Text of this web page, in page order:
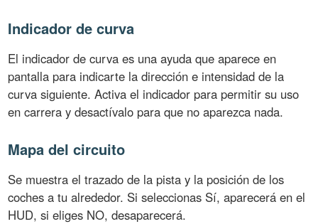
Indicador de curva
El indicador de curva es una ayuda que aparece en
pantalla para indicarte la dirección e intensidad de la
curva siguiente. Activa el indicador para permitir su uso
en carrera y desactívalo para que no aparezca nada.
Mapa del circuito
Se muestra el trazado de la pista y la posición de los
coches a tu alrededor. Si seleccionas Sí, aparecerá en el
HUD, si eliges NO, desaparecerá.